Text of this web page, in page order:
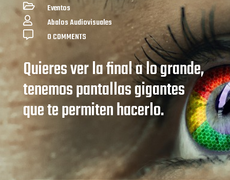
 Eventos
 Abalos Audiovisuales
 0 COMMENTS
Quieres ver la final a lo grande,
tenemos pantallas gigantes
que te permiten hacerlo.